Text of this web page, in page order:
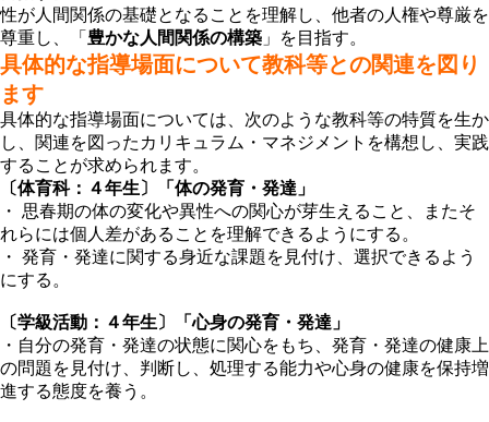
性が人間関係の基礎となることを理解し、他者の人権や尊厳を
尊重し、「 豊かな人間関係の構築 」を目指す。
具体的な指導場面について教科等との関連を図り
ます
具体的な指導場面については、次のような教科等の特質を生か
し、関連を図ったカリキュラム・マネジメントを構想し、実践
することが求められます。
〔体育科：４年生〕「体の発育・発達」
・ 思春期の体の変化や異性への関心が芽生えること、またそ
れらには個人差があることを理解できるようにする。
・ 発育・発達に関する身近な課題を見付け、選択できるよう
にする。
〔学級活動：４年生〕「心身の発育・発達」
・自分の発育・発達の状態に関心をもち、発育・発達の健康上
の問題を見付け、判断し、処理する能力や心身の健康を保持増
進する態度を養う。